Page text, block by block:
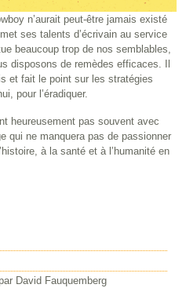
n’aurait peut-être jamais existé
ses talents d’écrivain au service
beaucoup trop de nos semblables,
disposons de remèdes efficaces. Il
et fait le point sur les stratégies
pour l’éradiquer.
heureusement pas souvent avec
qui ne manquera pas de passionner
à la santé et à l’humanité en
David Fauquemberg